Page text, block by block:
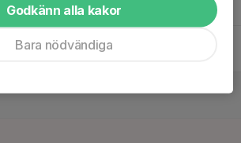
Godkänn alla kakor
Bara nödvändiga